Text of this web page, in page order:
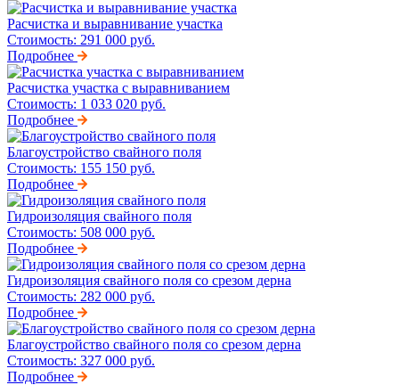
Расчистка и выравнивание участка
Стоимость: 291 000 руб.
Подробнее
Расчистка участка с выравниванием
Стоимость: 1 033 020 руб.
Подробнее
Благоустройство свайного поля
Стоимость: 155 150 руб.
Подробнее
Гидроизоляция свайного поля
Стоимость: 508 000 руб.
Подробнее
Гидроизоляция свайного поля со срезом дерна
Стоимость: 282 000 руб.
Подробнее
Благоустройство свайного поля со срезом дерна
Стоимость: 327 000 руб.
Подробнее